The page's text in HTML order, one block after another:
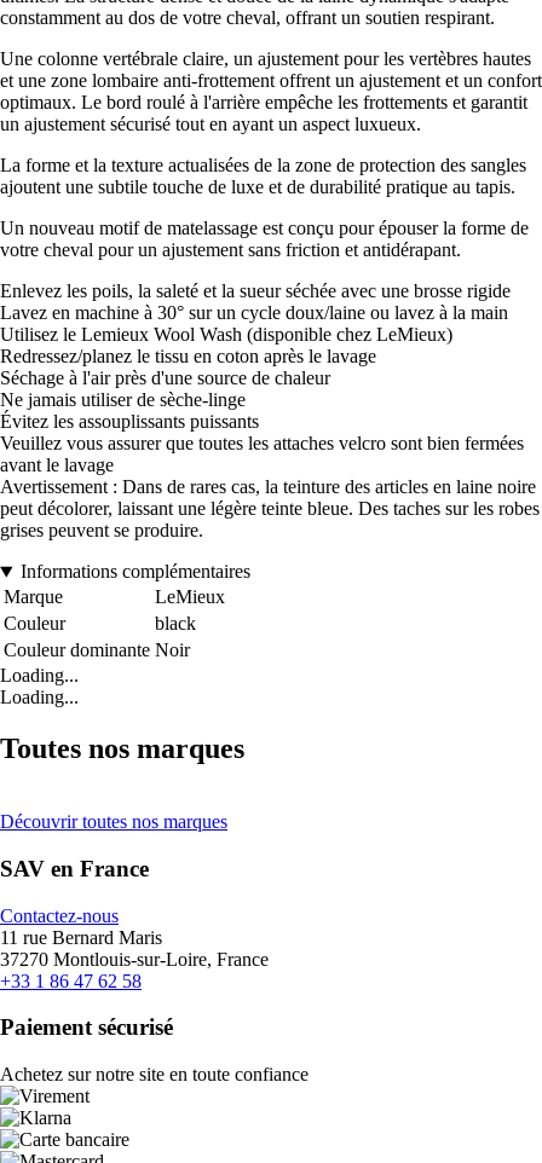
constamment au dos de votre cheval, offrant un soutien respirant.
Une colonne vertébrale claire, un ajustement pour les vertèbres hautes
et une zone lombaire anti-frottement offrent un ajustement et un confort
optimaux. Le bord roulé à l'arrière empêche les frottements et garantit
un ajustement sécurisé tout en ayant un aspect luxueux.
La forme et la texture actualisées de la zone de protection des sangles
ajoutent une subtile touche de luxe et de durabilité pratique au tapis.
Un nouveau motif de matelassage est conçu pour épouser la forme de
votre cheval pour un ajustement sans friction et antidérapant.
Enlevez les poils, la saleté et la sueur séchée avec une brosse rigide
Lavez en machine à 30° sur un cycle doux/laine ou lavez à la main
Utilisez le Lemieux Wool Wash (disponible chez LeMieux)
Redressez/planez le tissu en coton après le lavage
Séchage à l'air près d'une source de chaleur
Ne jamais utiliser de sèche-linge
Évitez les assouplissants puissants
Veuillez vous assurer que toutes les attaches velcro sont bien fermées
avant le lavage
Avertissement : Dans de rares cas, la teinture des articles en laine noire
peut décolorer, laissant une légère teinte bleue. Des taches sur les robes
grises peuvent se produire.
Informations complémentaires
Marque
LeMieux
Couleur
black
Couleur dominante Noir
Loading...
Loading...
Toutes nos marques
Découvrir toutes nos marques
SAV en France
Contactez-nous
11 rue Bernard Maris
37270 Montlouis-sur-Loire, France
+33 1 86 47 62 58
Paiement sécurisé
Achetez sur notre site en toute confiance